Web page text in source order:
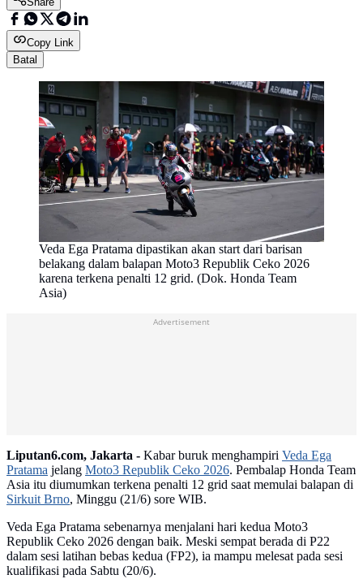
Copy Link
Batal
Veda Ega Pratama dipastikan akan start dari barisan
belakang dalam balapan Moto3 Republik Ceko 2026
karena terkena penalti 12 grid. (Dok. Honda Team
Asia)
Advertisement
Liputan6.com, Jakarta - Kabar buruk menghampiri Veda Ega
Pratama jelang Moto3 Republik Ceko 2026. Pembalap Honda Team
Asia itu diumumkan terkena penalti 12 grid saat memulai balapan di
Sirkuit Brno, Minggu (21/6) sore WIB.
Veda Ega Pratama sebenarnya menjalani hari kedua Moto3
Republik Ceko 2026 dengan baik. Meski sempat berada di P22
dalam sesi latihan bebas kedua (FP2), ia mampu melesat pada sesi
kualifikasi pada Sabtu (20/6).